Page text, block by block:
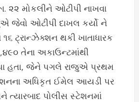
૨૨ મોકલીને ઓટીપી નાખવા
જેવો ઓટીપી દાખલ કર્યો ને
ટ્રાન્ઝેક્શન થકી ખાતાધારક
તેના અકાઉન્ટમાંથી
હતા, જેને પગલે રાજુએ પ્રથમ
અધિકૃત ઈમેલ આયડી પર
ત્યારબાદ પોલીસ સ્ટેશનમાં